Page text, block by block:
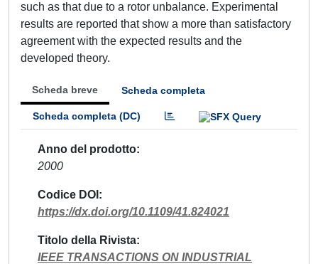
such as that due to a rotor unbalance. Experimental
results are reported that show a more than satisfactory
agreement with the expected results and the
developed theory.
Scheda breve Scheda completa
Scheda completa (DC)
Anno del prodotto
2000
Codice DOI
https://dx.doi.org/10.1109/41.824021
Titolo della Rivista
IEEE TRANSACTIONS ON INDUSTRIAL